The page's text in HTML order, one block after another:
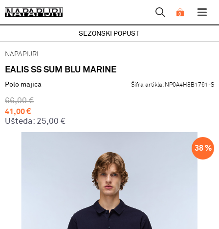
0
SEZONSKI POPUST
NAPAPIJRI
EALIS SS SUM BLU MARINE
Polo majica Šifra artikla: NP0A4H8B1761-S
66,00 €
41,00€
Ušteda: 25,00 €
38 %